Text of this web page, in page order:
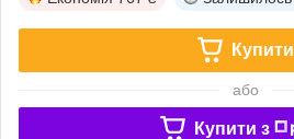
Купити
або
Купити з